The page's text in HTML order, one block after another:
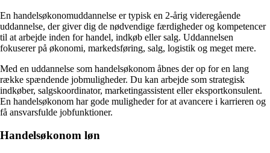
En handelsøkonomuddannelse er typisk en 2-årig videregående
uddannelse, der giver dig de nødvendige færdigheder og kompetencer
til at arbejde inden for handel, indkøb eller salg. Uddannelsen
fokuserer på økonomi, markedsføring, salg, logistik og meget mere.
Med en uddannelse som handelsøkonom åbnes der op for en lang
række spændende jobmuligheder. Du kan arbejde som strategisk
indkøber, salgskoordinator, marketingassistent eller eksportkonsulent.
En handelsøkonom har gode muligheder for at avancere i karrieren og
få ansvarsfulde jobfunktioner.
Handelsøkonom løn